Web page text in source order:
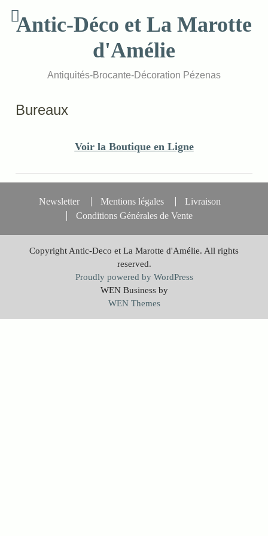
contentAntic-Déco et La Marotte
d'Amélie
Antiquités-Brocante-Décoration Pézenas
Bureaux
Voir la Boutique en Ligne
Newsletter Mentions légales
Livraison
Conditions Générales de Vente
Copyright Antic-Deco et La Marotte d'Amélie. All rights
reserved.
Proudly powered by WordPress
WEN Business by
WEN Themes